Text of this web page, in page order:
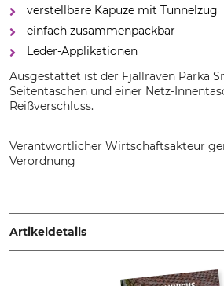
verstellbare Kapuze mit Tunnelzug
einfach zusammenpackbar
Leder-Applikationen
Ausgestattet ist der Fjällräven Parka
Seitentaschen und einer Netz-
Reißverschluss.
Verantwortlicher Wirtschaftsakteur
Verordnung
Sweden, www.fjallraven.com
Artikeldetails